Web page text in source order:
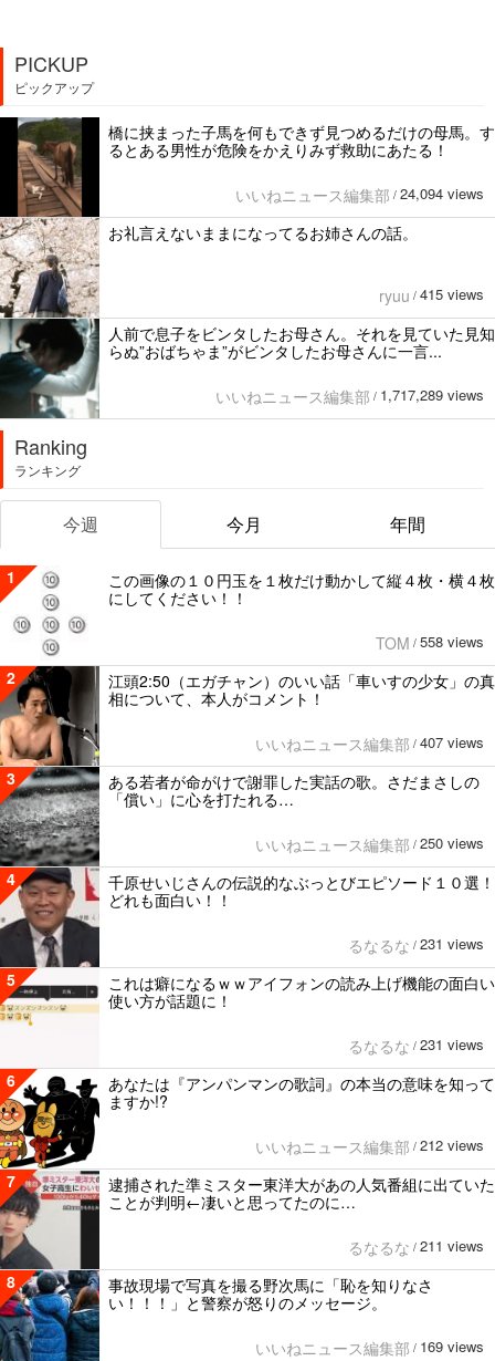
PICKUP
ピックアップ
橋に挟まった子馬を何もできず見つめるだけの母馬。す
るとある男性が危険をかえりみず救助にあたる！
いいねニュース編集部 / 24,094 views
お礼言えないままになってるお姉さんの話。
ryuu / 415 views
人前で息子をビンタしたお母さん。それを見ていた見知
らぬ”おばちゃま”がビンタしたお母さんに一言...
いいねニュース編集部 / 1,717,289 views
Ranking
ランキング
今週 今月 年間
1
この画像の１０円玉を１枚だけ動かして縦４枚・横４枚
にしてください！！
TOM / 558 views
2
江頭2:50（エガチャン）のいい話「車いすの少女」の真
相について、本人がコメント！
いいねニュース編集部 / 407 views
3
ある若者が命がけで謝罪した実話の歌。さだまさしの
「償い」に心を打たれる…
いいねニュース編集部 / 250 views
4
千原せいじさんの伝説的なぶっとびエピソード１０選！
どれも面白い！！
るなるな / 231 views
5
これは癖になるｗｗアイフォンの読み上げ機能の面白い
使い方が話題に！
るなるな / 231 views
6
あなたは『アンパンマンの歌詞』の本当の意味を知って
ますか!?
いいねニュース編集部 / 212 views
7
逮捕された準ミスター東洋大があの人気番組に出ていた
ことが判明←凄いと思ってたのに…
るなるな / 211 views
8
事故現場で写真を撮る野次馬に「恥を知りなさ
い！！！」と警察が怒りのメッセージ。
いいねニュース編集部 / 169 views